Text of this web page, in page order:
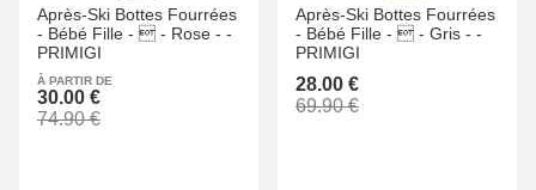
Après-Ski Bottes Fourrées
- Bébé Fille -  - Rose - -
PRIMIGI
À PARTIR DE
30.00 €
74.90 €
Après-Ski Bottes Fourrées
- Bébé Fille -  - Gris - -
PRIMIGI
28.00 €
69.90 €